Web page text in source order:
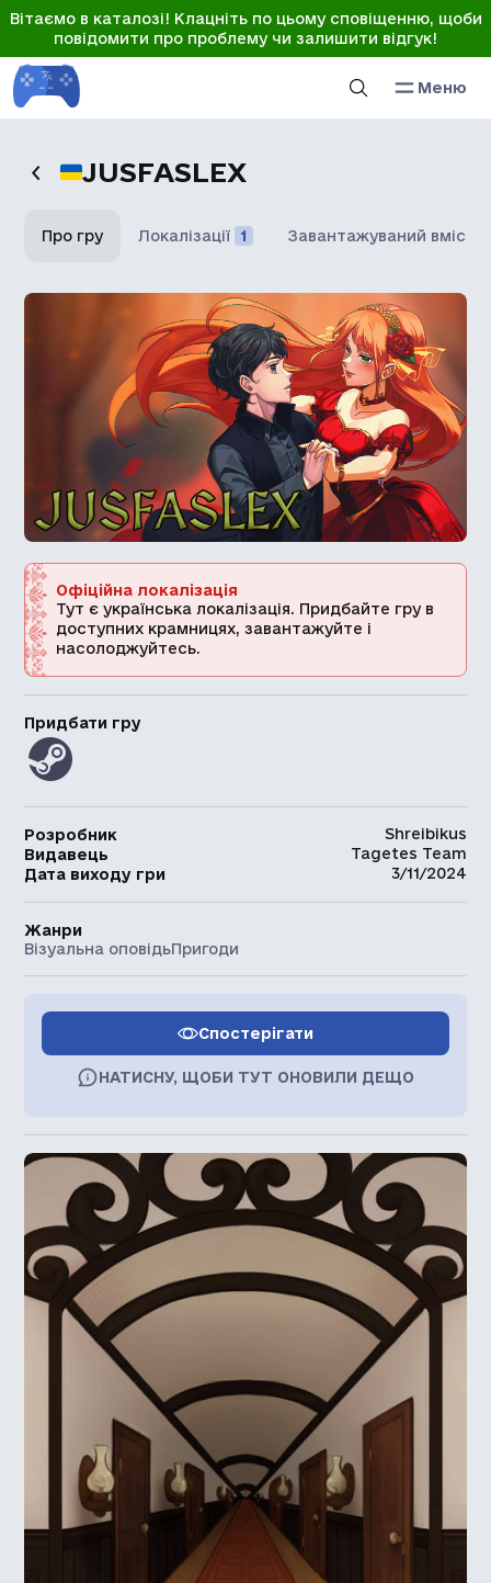
Вітаємо в каталозі! Клацніть по цьому сповіщенню, щоби
повідомити про проблему чи залишити відгук!
Меню
JUSFASLEX
Про гру Локалізації 1 Завантажуваний вміст
Офіційна локалізація
Тут є українська локалізація. Придбайте гру в
доступних крамницях, завантажуйте і
насолоджуйтесь.
Придбати гру
Розробник
Shreibikus
Видавець
Tagetes Team
Дата виходу гри
3/11/2024
Жанри
Візуальна оповідьПригоди
Спостерігати
НАТИСНУ, ЩОБИ ТУТ ОНОВИЛИ ДЕЩО